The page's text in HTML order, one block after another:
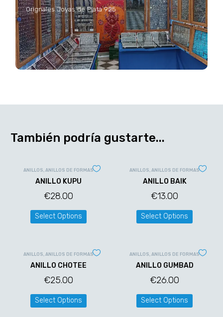
Orignales Joyas de Plata 925
También podría gustarte...
ANILLOS ANILLOS DE FORMAS
ANILLO KUPU
€28.00
Select Options
ANILLOS ,ANILLOS DE FORMAS
ANILLO BAIK
€13.00
Select Options
ANILLOS ANILLOS DE FORMAS
ANILLO CHOTEE
€25.00
Select Options
ANILLOS ,ANILLOS DE FORMAS
ANILLO GUMBAD
€26.00
Select Options